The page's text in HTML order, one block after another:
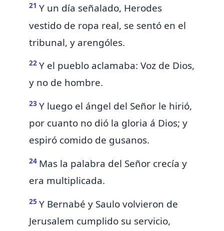
21 Y un día señalado, Herodes
vestido de ropa real, se sentó en el
tribunal, y arengóles.
22 Y el pueblo aclamaba: Voz de Dios,
y no de hombre.
23 Y luego el ángel del Señor le hirió,
por cuanto no dió la gloria á Dios; y
espiró comido de gusanos.
24 Mas la palabra del Señor crecía y
era multiplicada.
25 Y Bernabé y Saulo volvieron de
Jerusalem cumplido su servicio,